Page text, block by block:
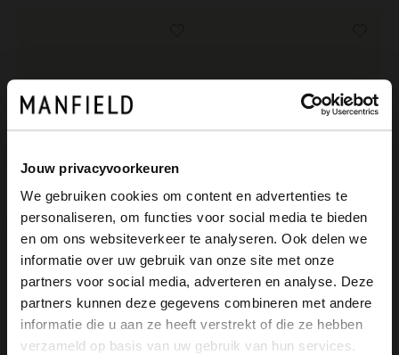
Jouw privacyvoorkeuren
We gebruiken cookies om content en advertenties te
personaliseren, om functies voor social media te bieden
en om ons websiteverkeer te analyseren. Ook delen we
informatie over uw gebruik van onze site met onze
partners voor social media, adverteren en analyse. Deze
partners kunnen deze gegevens combineren met andere
informatie die u aan ze heeft verstrekt of die ze hebben
verzameld op basis van uw gebruik van hun services.
Manfield
Braune Haarspange mit Leoprint
7.99
Manfield
Leo-Schlüsselanhänger Herzen
15.99
×
View this website in English?
It looks like your language isn't Dutch. Would
you like to switch to English?